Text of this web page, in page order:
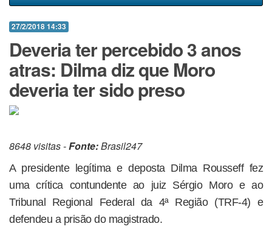
27/2/2018 14:33
Deveria ter percebido 3 anos
atras: Dilma diz que Moro
deveria ter sido preso
8648 visitas -Fonte:Brasil247
A presidente legítima e deposta Dilma Rousseff fez
uma crítica contundente ao juiz Sérgio Moro e ao
Tribunal Regional Federal da 4ª Região (TRF-4) e
defendeu a prisão do magistrado.